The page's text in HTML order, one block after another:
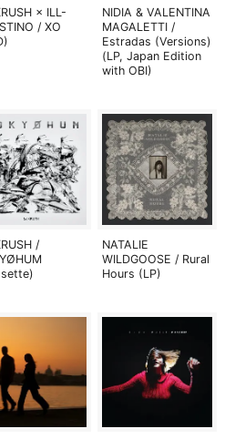
× ILL-
/ XO
NIDIA & VALENTINA
MAGALETTI /
Estradas (Versions)
(LP, Japan Edition
with OBI)
/
NATALIE
WILDGOOSE / Rural
Hours (LP)